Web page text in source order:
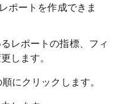
ポートを作成できま
レポートの指標、フィ
します。
にクリックします。